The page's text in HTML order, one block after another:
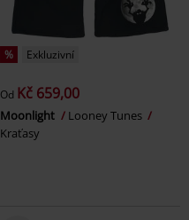
% Exkluzivní
Od Kč 659,00
Moonlight
Looney Tunes
Kraťasy